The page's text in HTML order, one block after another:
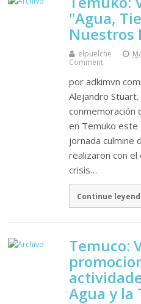
"Agua,
Nuestros
elpuelche
Comment
por adkimvn
Alejandro
conmemoración
en Temuko
jornada culmine
realizaron con
crisis…
Continue
Temuco:
Agua y la